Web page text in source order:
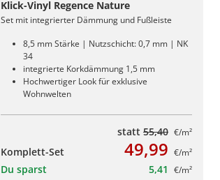
Klick-Vinyl Regence Nature
Set mit integrierter Dämmung und Fußleiste
8,5 mm Stärke | Nutzschicht: 0,7 mm | NK
34
integrierte Korkdämmung 1,5 mm
Hochwertiger Look für exklusive
Wohnwelten
statt 55,40 €/m²
Komplett-Set 49,99 €/m²
Du sparst 5,41 €/m²